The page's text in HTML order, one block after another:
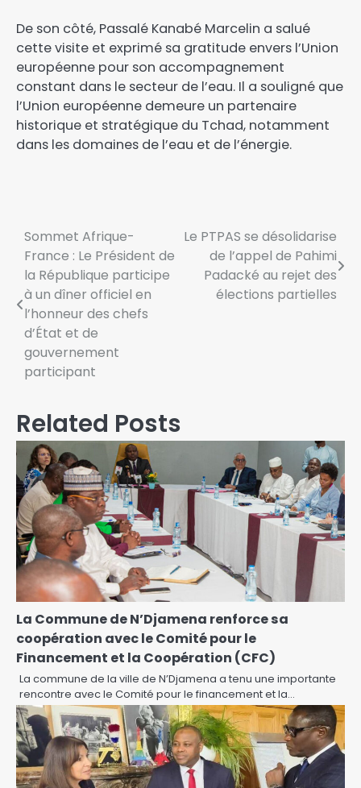
De son côté, Passalé Kanabé Marcelin a salué
cette visite et exprimé sa gratitude envers l’Union
européenne pour son accompagnement
constant dans le secteur de l’eau. Il a souligné que
l’Union européenne demeure un partenaire
historique et stratégique du Tchad, notamment
dans les domaines de l’eau et de l’énergie.
Sommet Afrique-
France : Le Président de
la République participe
à un dîner officiel en
l’honneur des chefs
d’État et de
gouvernement
participant
Le PTPAS se désolidarise
de l’appel de Pahimi
Padacké au rejet des
élections partielles‎‎
Related Posts
La Commune de N’Djamena renforce sa
coopération avec le Comité pour le
Financement et la Coopération (CFC)
La commune de la ville de N’Djamena a tenu une importante
rencontre avec le Comité pour le financement et la…